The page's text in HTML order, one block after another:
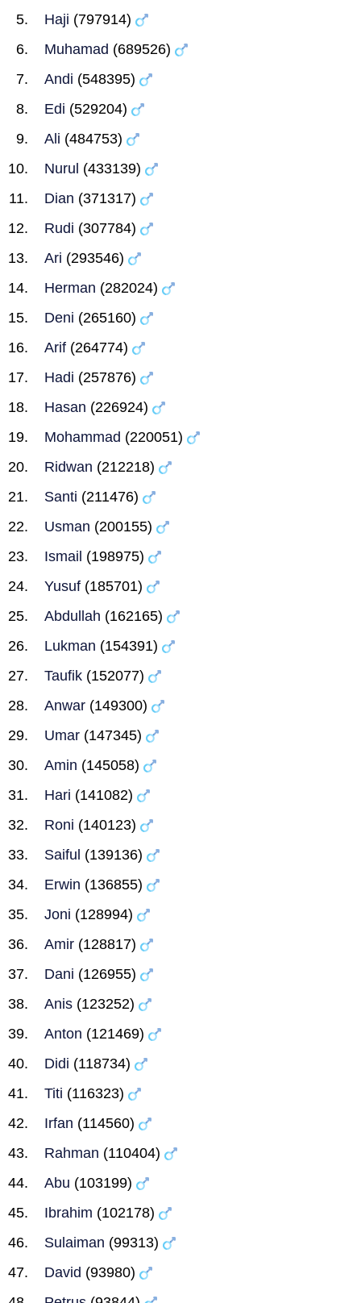
Haji (797914)
Muhamad (689526)
Andi (548395)
Edi (529204)
Ali (484753)
Nurul (433139)
Dian (371317)
Rudi (307784)
Ari (293546)
Herman (282024)
Deni (265160)
Arif (264774)
Hadi (257876)
Hasan (226924)
Mohammad (220051)
Ridwan (212218)
Santi (211476)
Usman (200155)
Ismail (198975)
Yusuf (185701)
Abdullah (162165)
Lukman (154391)
Taufik (152077)
Anwar (149300)
Umar (147345)
Amin (145058)
Hari (141082)
Roni (140123)
Saiful (139136)
Erwin (136855)
Joni (128994)
Amir (128817)
Dani (126955)
Anis (123252)
Anton (121469)
Didi (118734)
Titi (116323)
Irfan (114560)
Rahman (110404)
Abu (103199)
Ibrahim (102178)
Sulaiman (99313)
David (93980)